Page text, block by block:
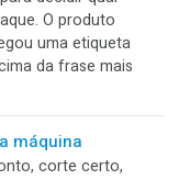
O problema
encaixe
De repente, o
e um pouco de